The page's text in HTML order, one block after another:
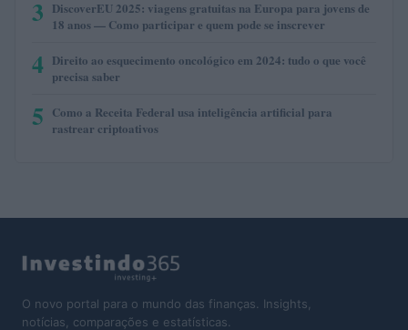
3 DiscoverEU 2025: viagens gratuitas na Europa para jovens de
18 anos — Como participar e quem pode se inscrever
4 Direito ao esquecimento oncológico em 2024: tudo o que você
precisa saber
5 Como a Receita Federal usa inteligência artificial para
rastrear criptoativos
O novo portal para o mundo das finanças. Insights,
notícias, comparações e estatísticas.